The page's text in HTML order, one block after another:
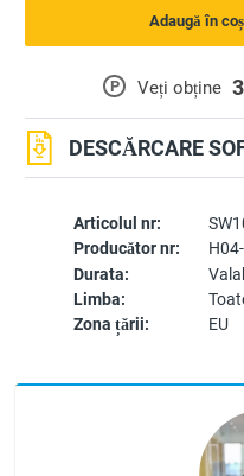
Articolul nr:
Producător nr:
Durata:
Limba:
Zona țării:
EU
P Veți obține
DESCĂRCARE
Adaugă în